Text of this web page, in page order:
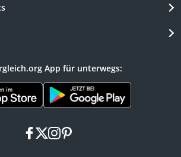
App für unterwegs:
facebook
x instagram
pinterest